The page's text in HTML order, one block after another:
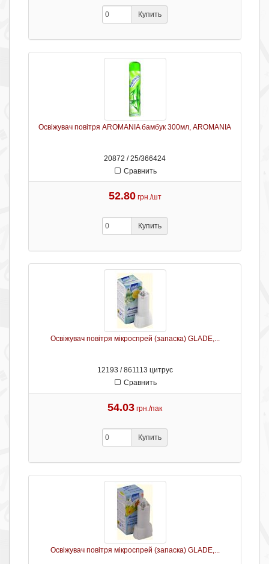
Купить
Освіжувач повітря AROMANIA бамбук 300мл, AROMANIA
20872 / 25/366424
Сравнить
52.80 грн./шт
Купить
Освіжувач повітря мікроспрей (запаска) GLADE,...
12193 / 861113 цитрус
Сравнить
54.03 грн./пак
Купить
Освіжувач повітря мікроспрей (запаска) GLADE,...